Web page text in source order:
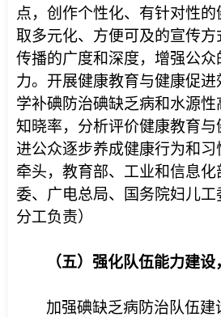
点，创作个性化、有针对性
取多元化、方便可及的宣传
传播的广度和深度，增强公
力。开展健康教育与健康促
学补碘防治碘缺乏病和水源
知晓率，分析评价健康教育
进公众逐步养成健康行为和
牵头，教育部、工业和信息
委、广电总局、国务院妇儿
分工负责）
（五）强化队伍能力建设
加强碘缺乏病防治队伍建